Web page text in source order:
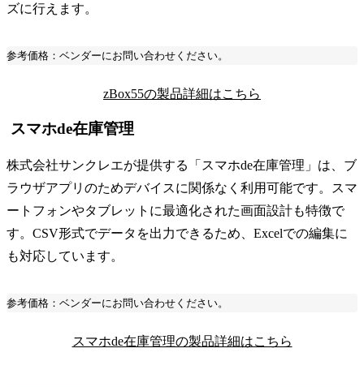
ズに行えます。
参考価格：ベンダーにお問い合わせください。
zBox55の製品詳細はこちら
スマホde在庫管理
株式会社サンクレエが提供する「スマホde在庫管理」は、ブ
ラウザアプリのためデバイスに関係なく利用可能です。スマ
ートフォンやタブレットに最適化された画面設計も特徴で
す。CSV形式でデータを出力できるため、Excelでの編集に
も対応しています。
参考価格：ベンダーにお問い合わせください。
スマホde在庫管理の製品詳細はこちら